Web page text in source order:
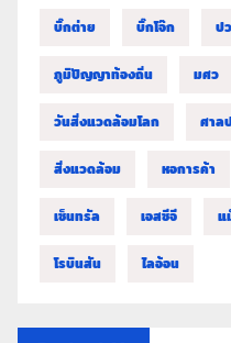
บิ๊กต่าย บิ๊กโจ๊ก ป
ภูมิปัญญาท้องถิ่น มศว
วันสิ่งแวดล้อมโลก ศาล
สิ่งแวดล้อม หอการค้า
เซ็นทรัล เอสซีจี แ
โรบินสัน ไลอ้อน